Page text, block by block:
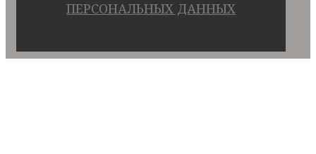
ПЕРСОНАЛЬНЫХ ДАННЫХ